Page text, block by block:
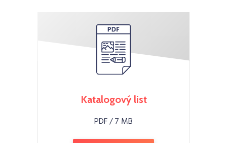
Katalogový list
PDF / 7 MB